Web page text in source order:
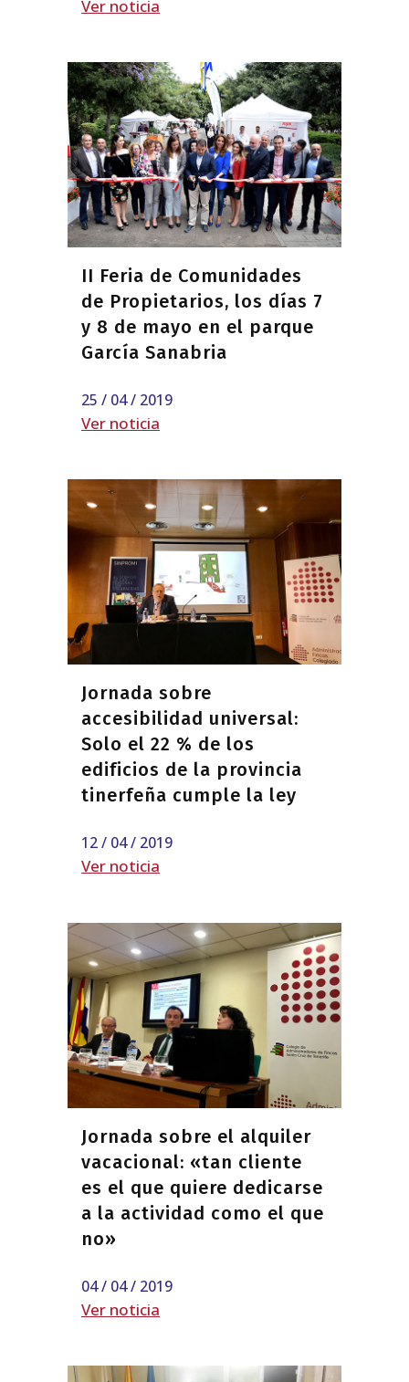
Ver noticia
II Feria de Comunidades
de Propietarios, los días 7
y 8 de mayo en el parque
García Sanabria
25 / 04 / 2019
Ver noticia
Jornada sobre
accesibilidad universal:
Solo el 22 % de los
edificios de la provincia
tinerfeña cumple la ley
12 / 04 / 2019
Ver noticia
Jornada sobre el alquiler
vacacional: «tan cliente
es el que quiere dedicarse
a la actividad como el que
no»
04 / 04 / 2019
Ver noticia